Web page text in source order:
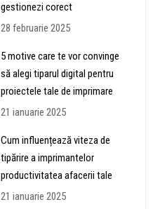
gestionezi corect
28 februarie 2025
5 motive care te vor convinge
să alegi tiparul digital pentru
proiectele tale de imprimare
21 ianuarie 2025
Cum influențează viteza de
tipărire a imprimantelor
productivitatea afacerii tale
21 ianuarie 2025